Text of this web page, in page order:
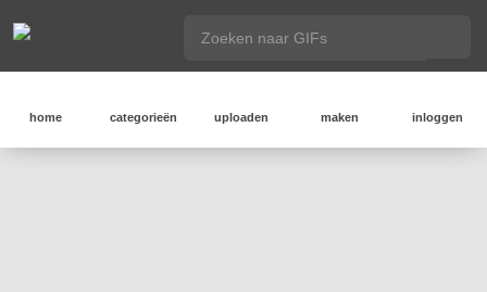
home categorieën uploaden maken inloggen